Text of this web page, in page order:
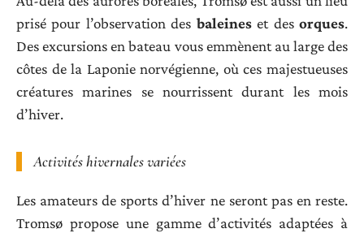
prisé pour l’observation des baleineset desorques.
Des excursions en bateau vous emmènent au large des
côtes de la Laponie norvégienne, où ces majestueuses
créatures marines se nourrissent durant les mois
d’hiver.
Activités hivernales variées
Les amateurs de sports d’hiver ne seront pas en reste.
Tromsø propose une gamme d’activités adaptées à